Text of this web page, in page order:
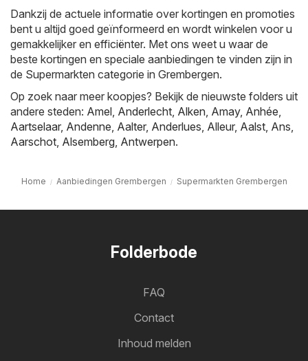
Dankzij de actuele informatie over kortingen en promoties
bent u altijd goed geïnformeerd en wordt winkelen voor u
gemakkelijker en efficiënter. Met ons weet u waar de
beste kortingen en speciale aanbiedingen te vinden zijn in
de Supermarkten categorie in Grembergen.
Op zoek naar meer koopjes? Bekijk de nieuwste folders uit
andere steden: Amel, Anderlecht, Alken, Amay, Anhée,
Aartselaar, Andenne, Aalter, Anderlues, Alleur, Aalst, Ans,
Aarschot, Alsemberg, Antwerpen.
Home Aanbiedingen Grembergen Supermarkten Grembergen
Folderbode
FAQ
Contact
Inhoud melden